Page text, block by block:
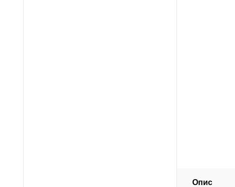
Опис